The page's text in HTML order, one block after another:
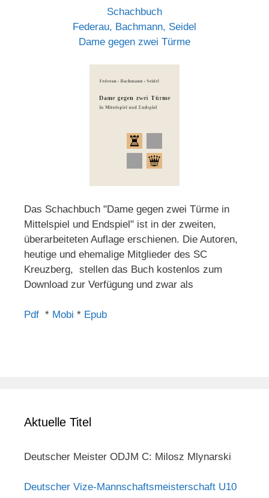
Schachbuch
Federau, Bachmann, Seidel
Dame gegen zwei Türme
Das Schachbuch "Dame gegen zwei Türme in
Mittelspiel und Endspiel" ist in der zweiten,
überarbeiteten Auflage erschienen. Die Autoren,
heutige und ehemalige Mitglieder des SC
Kreuzberg, stellen das Buch kostenlos zum
Download zur Verfügung und zwar als
Pdf * Mobi * Epub
Aktuelle Titel
Deutscher Meister ODJM C: Milosz Mlynarski
Deutscher Vize-Mannschaftsmeisterschaft U10